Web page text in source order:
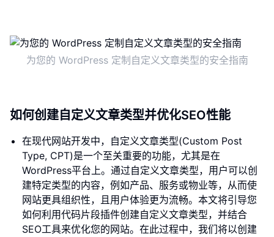
为您的 WordPress 定制自定义文章类型的安全指南
如何创建自定义文章类型并优化SEO性能
在现代网站开发中，自定义文章类型(Custom Post
Type, CPT)是一个至关重要的功能，尤其是在
WordPress平台上。通过自定义文章类型，用户可以创
建特定类型的内容，例如产品、服务或物业等，从而使
网站更具组织性，且用户体验更为流畅。本文将引导您
如何利用代码片段插件创建自定义文章类型，并结合
SEO工具来优化您的网站。在此过程中，我们将以创建